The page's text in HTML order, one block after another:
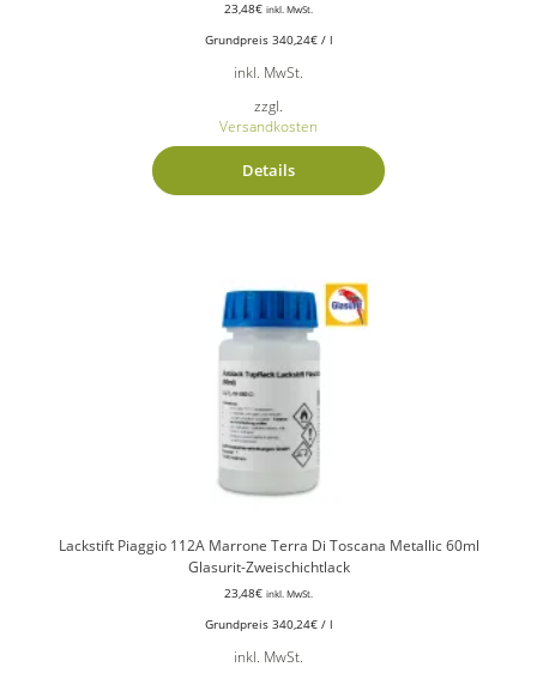
23,48€ inkl. MwSt.
Grundpreis 340,24€/ l
inkl. MwSt.
zzgl.
Versandkosten
Details
Lackstift Piaggio 112A Marrone Terra Di Toscana Metallic 60ml
Glasurit-Zweischichtlack
23,48€ inkl. MwSt.
Grundpreis 340,24€/ l
inkl. MwSt.